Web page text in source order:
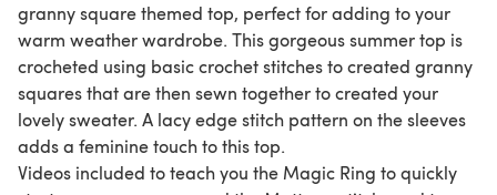
granny square themed top, perfect for adding to your
warm weather wardrobe. This gorgeous summer top is
crocheted using basic crochet stitches to created granny
squares that are then sewn together to created your
lovely sweater. A lacy edge stitch pattern on the sleeves
adds a feminine touch to this top.
Videos included to teach you the Magic Ring to quickly